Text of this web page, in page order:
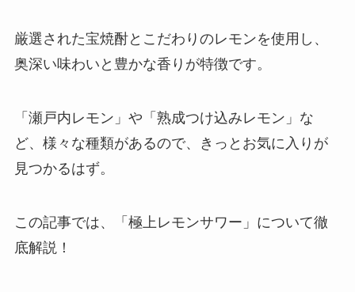
厳選された宝焼酎とこだわりのレモンを使用し、
奥深い味わいと豊かな香りが特徴です。
「瀬戸内レモン」や「熟成つけ込みレモン」な
ど、様々な種類があるので、きっとお気に入りが
見つかるはず。
この記事では、「極上レモンサワー」について徹
底解説！